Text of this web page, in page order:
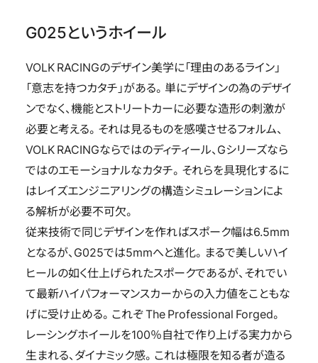
G025というホイール
VOLK RACINGのデザイン美学に「理由のあるライン」
「意志を持つカタチ」がある。単にデザインの為のデザイ
ンでなく、機能とストリートカーに必要な造形の刺激が
必要と考える。それは見るものを感嘆させるフォルム、
VOLK RACINGならではのディティール、Gシリーズなら
ではのエモーショナルなカタチ。それらを具現化するに
はレイズエンジニアリングの構造シミュレーションによ
る解析が必要不可欠。
従来技術で同じデザインを作ればスポーク幅は6.5mm
となるが、G025では5mmへと進化。まるで美しいハイ
ヒールの如く仕上げられたスポークであるが、それでい
て最新ハイパフォーマンスカーからの入力値をこともな
げに受け止める。これぞ The Professional Forged。
レーシングホイールを100％自社で作り上げる実力から
生まれる、ダイナミック感。これは極限を知る者が造る